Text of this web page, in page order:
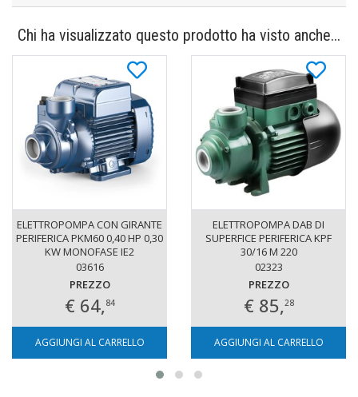
Chi ha visualizzato questo prodotto ha visto anche...
ELETTROPOMPA CON GIRANTE
PERIFERICA PKM60 0,40 HP 0,30
KW MONOFASE IE2
03616
PREZZO
€ 64,84
AGGIUNGI AL CARRELLO
ELETTROPOMPA DAB DI
SUPERFICE PERIFERICA KPF
30/16 M 220
02323
PREZZO
€ 85,28
AGGIUNGI AL CARRELLO